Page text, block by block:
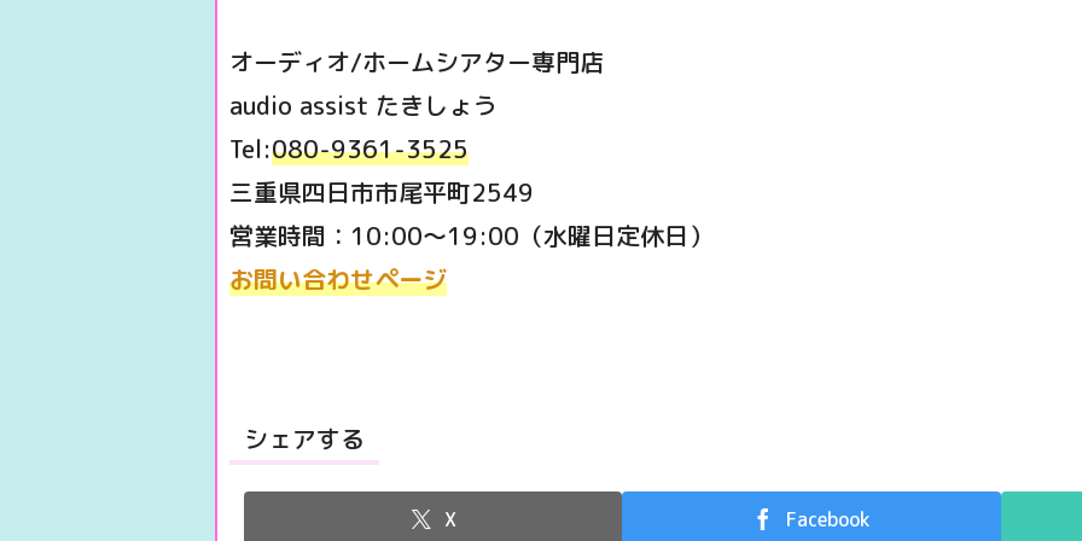
オーディオ/ホームシアター専門店
audio assist たきしょう
Tel:080-9361-3525
三重県四日市市尾平町2549
営業時間：10:00～19:00（水曜日定休日）
お問い合わせページ
シェアする
X Facebook